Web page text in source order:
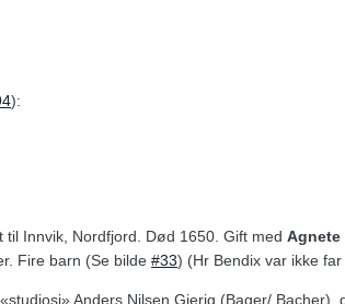
):
til Innvik, Nordfjord. Død 1650. Gift med Agnete
Fire barn (Se bilde #33) (Hr Bendix var ikke
Anders Nilsen Gierig (Bager/